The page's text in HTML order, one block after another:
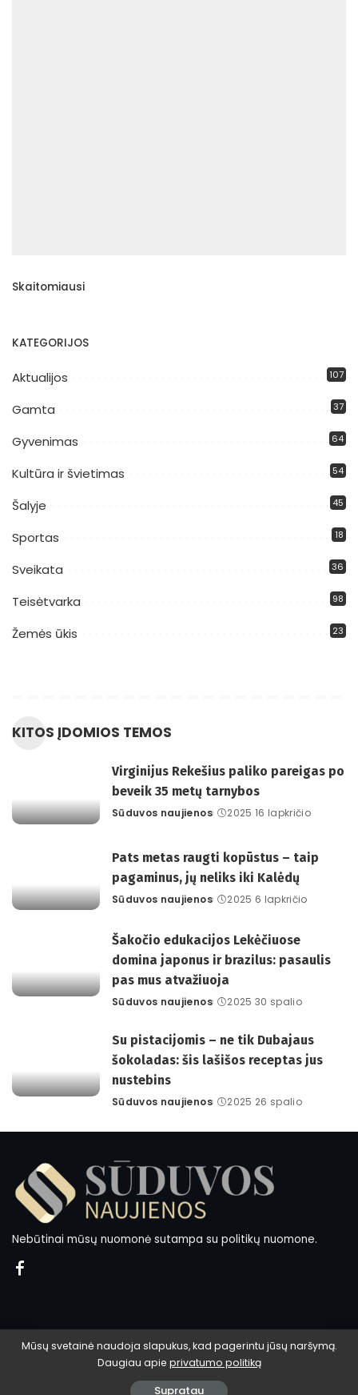
Skaitomiausi
KATEGORIJOS
Aktualijos 107
Gamta 37
Gyvenimas 64
Kultūra ir švietimas 54
Šalyje 45
Sportas 18
Sveikata 36
Teisėtvarka 98
Žemės ūkis 23
KITOS ĮDOMIOS TEMOS
Virginijus Rekešius paliko pareigas po
beveik 35 metų tarnybos
Posted
Sūduvos naujienos 2025 16 lapkričio
Pats metas raugti kopūstus – taip
pagaminus, jų neliks iki Kalėdų
Posted
Sūduvos naujienos 2025 6 lapkričio
Šakočio edukacijos Lekėčiuose
domina japonus ir brazilus: pasaulis
pas mus atvažiuoja
Posted
Sūduvos naujienos 2025 30 spalio
Su pistacijomis – ne tik Dubajaus
šokoladas: šis lašišos receptas jus
nustebins
Posted
Sūduvos naujienos 2025 26 spalio
Nebūtinai mūsų nuomonė sutampa su politikų nuomone.
© 2024 Sūduvos naujienos.
Mūsų svetainė naudoja slapukus, kad pagerintu jūsų naršymą.
Daugiau apie privatumo politiką
Supratau